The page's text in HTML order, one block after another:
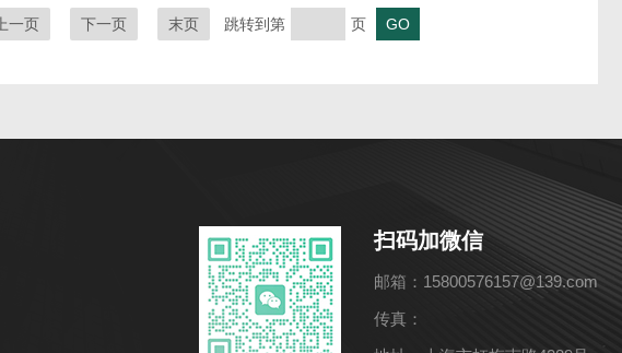
上一页 下一页 末页 跳转到第 页
扫码加微信
邮箱：15800576157@139.com
传真：